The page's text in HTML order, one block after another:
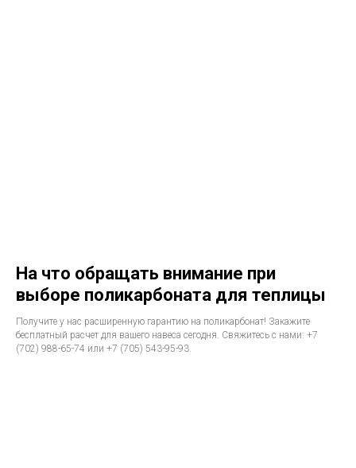
На что обращать внимание при
выборе поликарбоната для теплицы
Получите у нас расширенную гарантию на поликарбонат! Закажите
бесплатный расчет для вашего навеса сегодня. Свяжитесь с нами: +7
(702) 988-65-74 или +7 (705) 543-95-93.